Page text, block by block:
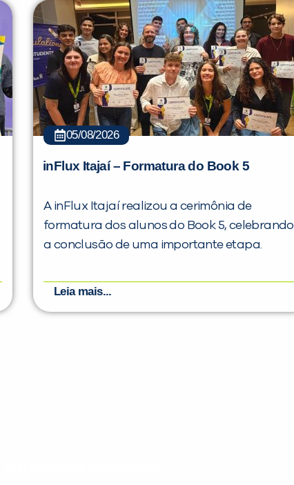
05/08/2026
inFlux Itajaí – Formatura do Book 5
A inFlux Itajaí realizou a cerimônia de
formatura dos alunos do Book 5, celebrando
a conclusão de uma importante etapa.
Leia mais...